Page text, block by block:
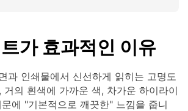
가 효과적인 이유
과 인쇄물에서 신선하게 읽히는 고명도
거의 흰색에 가까운 색, 차가운 하이라이
에 "기본적으로 깨끗한" 느낌을 줍니